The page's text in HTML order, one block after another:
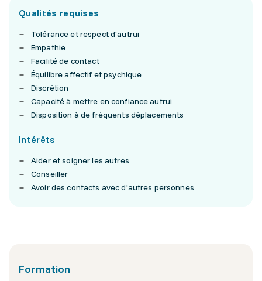
Qualités requises
Tolérance et respect d'autrui
Empathie
Facilité de contact
Équilibre affectif et psychique
Discrétion
Capacité à mettre en confiance autrui
Disposition à de fréquents déplacements
Intérêts
Aider et soigner les autres
Conseiller
Avoir des contacts avec d'autres personnes
Formation